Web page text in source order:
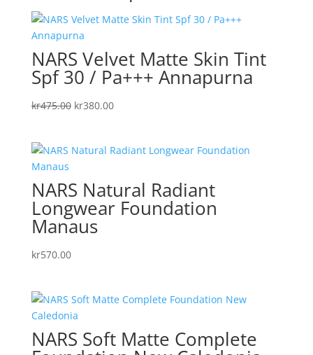
NARS Velvet Matte Skin Tint
Spf 30 / Pa+++ Annapurna
kr475.00 Det
var:
kr380.00Det
är:
NARS Natural Radiant
Longwear Foundation
Manaus
kr570.00
NARS Soft Matte Complete